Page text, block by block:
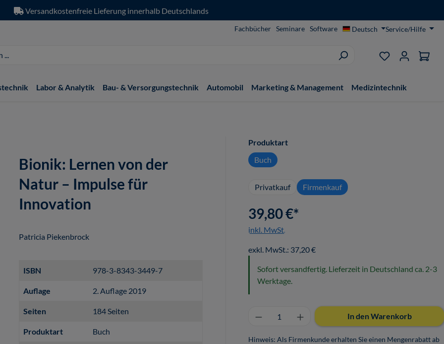
Versandkostenfreie Lieferung innerhalb Deutschlands
Fachbücher Seminare Software Deutsch Service/Hilfe
Du hast 0
Labor & Analytik Bau- & Versorgungstechnik Automobil Marketing & Management Medizintechnik
Bionik: Lernen von der
Natur – Impulse für
Innovation
Patricia Piekenbrock
ISBN 978-3-8343-3449-7
Auflage 2. Auflage 2019
Seiten 184 Seiten
Produktart Buch
Produktartauswählen
Buch
Privatkauf Firmenkauf
39,80 €*
inkl. MwSt.
exkl. MwSt.: 37,20 €
Sofort versandfertig. Lieferzeit in Deutschland ca. 2-3
Werktage.
Produkt Anzahl: Gib denIn den Warenkorb
Hinweis: Als Firmenkunde erhalten Sie einen Mengenrabatt ab